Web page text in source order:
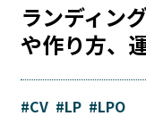
ランディン
や作り方、
#CV #LP #LPO